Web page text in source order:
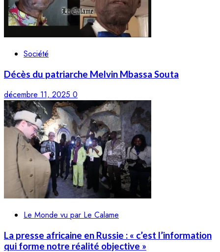
Société
Décès du patriarche Melvin Mbassa Souta
décembre 11, 2025 0
Le Monde vu par Le Calame
La presse africaine en Russie : « c’est l’information
qui forme notre réalité objective »